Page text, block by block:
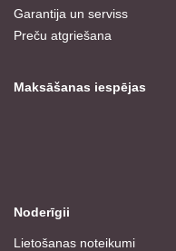
Garantija un serviss
Preču atgriešana
Maksāšanas iespējas
Noderīgii
Lietošanas noteikumi